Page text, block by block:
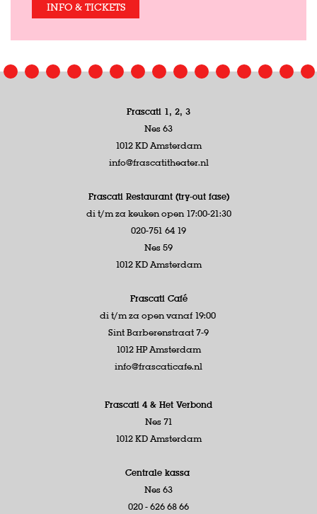
INFO & TICKETS
Frascati 1, 2, 3
Nes 63
1012 KD Amsterdam
info@frascatitheater.nl
Frascati Restaurant (try-out fase)
di t/m za keuken open 17:00-21:30
020-751 64 19
Nes 59
1012 KD Amsterdam
Frascati Café
di t/m za open vanaf 19:00
Sint Barberenstraat 7-9
1012 HP Amsterdam
info@frascaticafe.nl
Frascati 4 & Het Verbond
Nes 71
1012 KD Amsterdam
Centrale kassa
Nes 63
020 - 626 68 66